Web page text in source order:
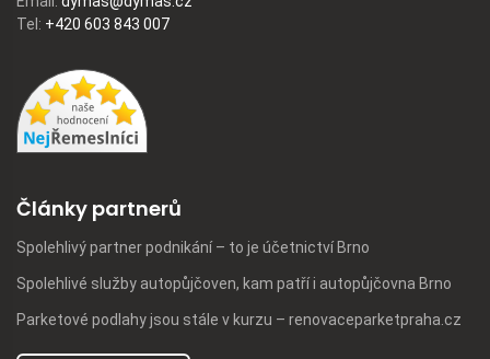
Tel: +420 603 843 007
Články partnerů
Spolehlivý partner podnikání – to je účetnictví Brno
Spolehlivé služby autopůjčoven, kam patří i autopůjčovna Brno
Parketové podlahy jsou stále v kurzu – renovaceparketpraha.cz